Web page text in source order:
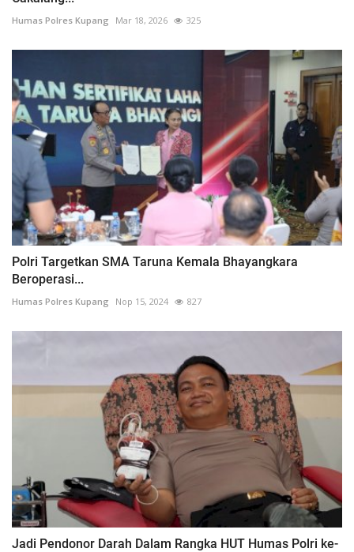
Humas Polres Kupang Mar 18, 2026 325
Polri Targetkan SMA Taruna Kemala Bhayangkara
Beroperasi...
Humas Polres Kupang Nop 15, 2024 827
Jadi Pendonor Darah Dalam Rangka HUT Humas Polri ke-